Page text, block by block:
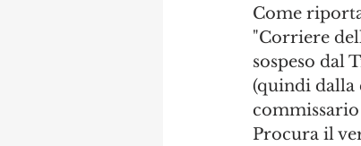
Come
"Corriere
sospeso dal
(quindi dalla
Procura il